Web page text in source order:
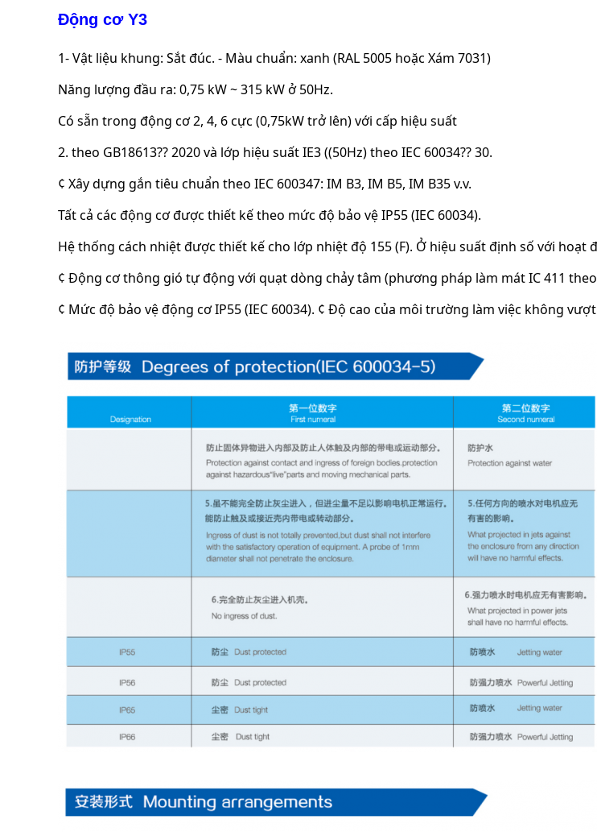
Động cơ Y3
1- Vật liệu khung: Sắt đúc. - Màu chuẩn: xanh (RAL 5005 hoặc Xám 7031)
Năng lượng đầu ra: 0,75 kW ~ 315 kW ở 50Hz.
Có sẵn trong động cơ 2, 4, 6 cực (0,75kW trở lên) với cấp hiệu suất
2. theo GB18613?? 2020 và lớp hiệu suất IE3 ((50Hz) theo IEC 60034?? 30.
¢ Xây dựng gắn tiêu chuẩn theo IEC 600347: IM B3, IM B5, IM B35 v.v.
Tất cả các động cơ được thiết kế theo mức độ bảo vệ IP55 (IEC 60034).
Hệ thống cách nhiệt được thiết kế cho lớp nhiệt độ 155 (F). Ở hiệu suất định số với
¢ Động cơ thông gió tự động với quạt dòng chảy tâm (phương pháp làm mát IC 411
¢ Mức độ bảo vệ động cơ IP55 (IEC 60034). ¢ Độ cao của môi trường làm việc không